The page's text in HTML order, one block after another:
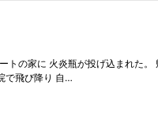
の家に 火炎瓶が投げ込まれた
で飛び降り 自…